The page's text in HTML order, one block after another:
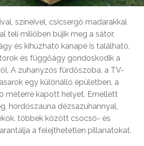
színeivel, csicsergő madarakkal
teli miliőben bújik meg a sátor,
és kihúzható kanapé is található,
és függőágy gondoskodik a
A zuhanyzós fürdőszoba, a TV-
egy különálló épületben, a
méterre kapott helyet. Emellett
hordószauna dézsazuhannyal,
többek között csocsó- és
a felejthetetlen pillanatokat.